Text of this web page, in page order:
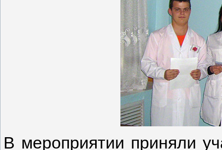
В мероприятии приняли